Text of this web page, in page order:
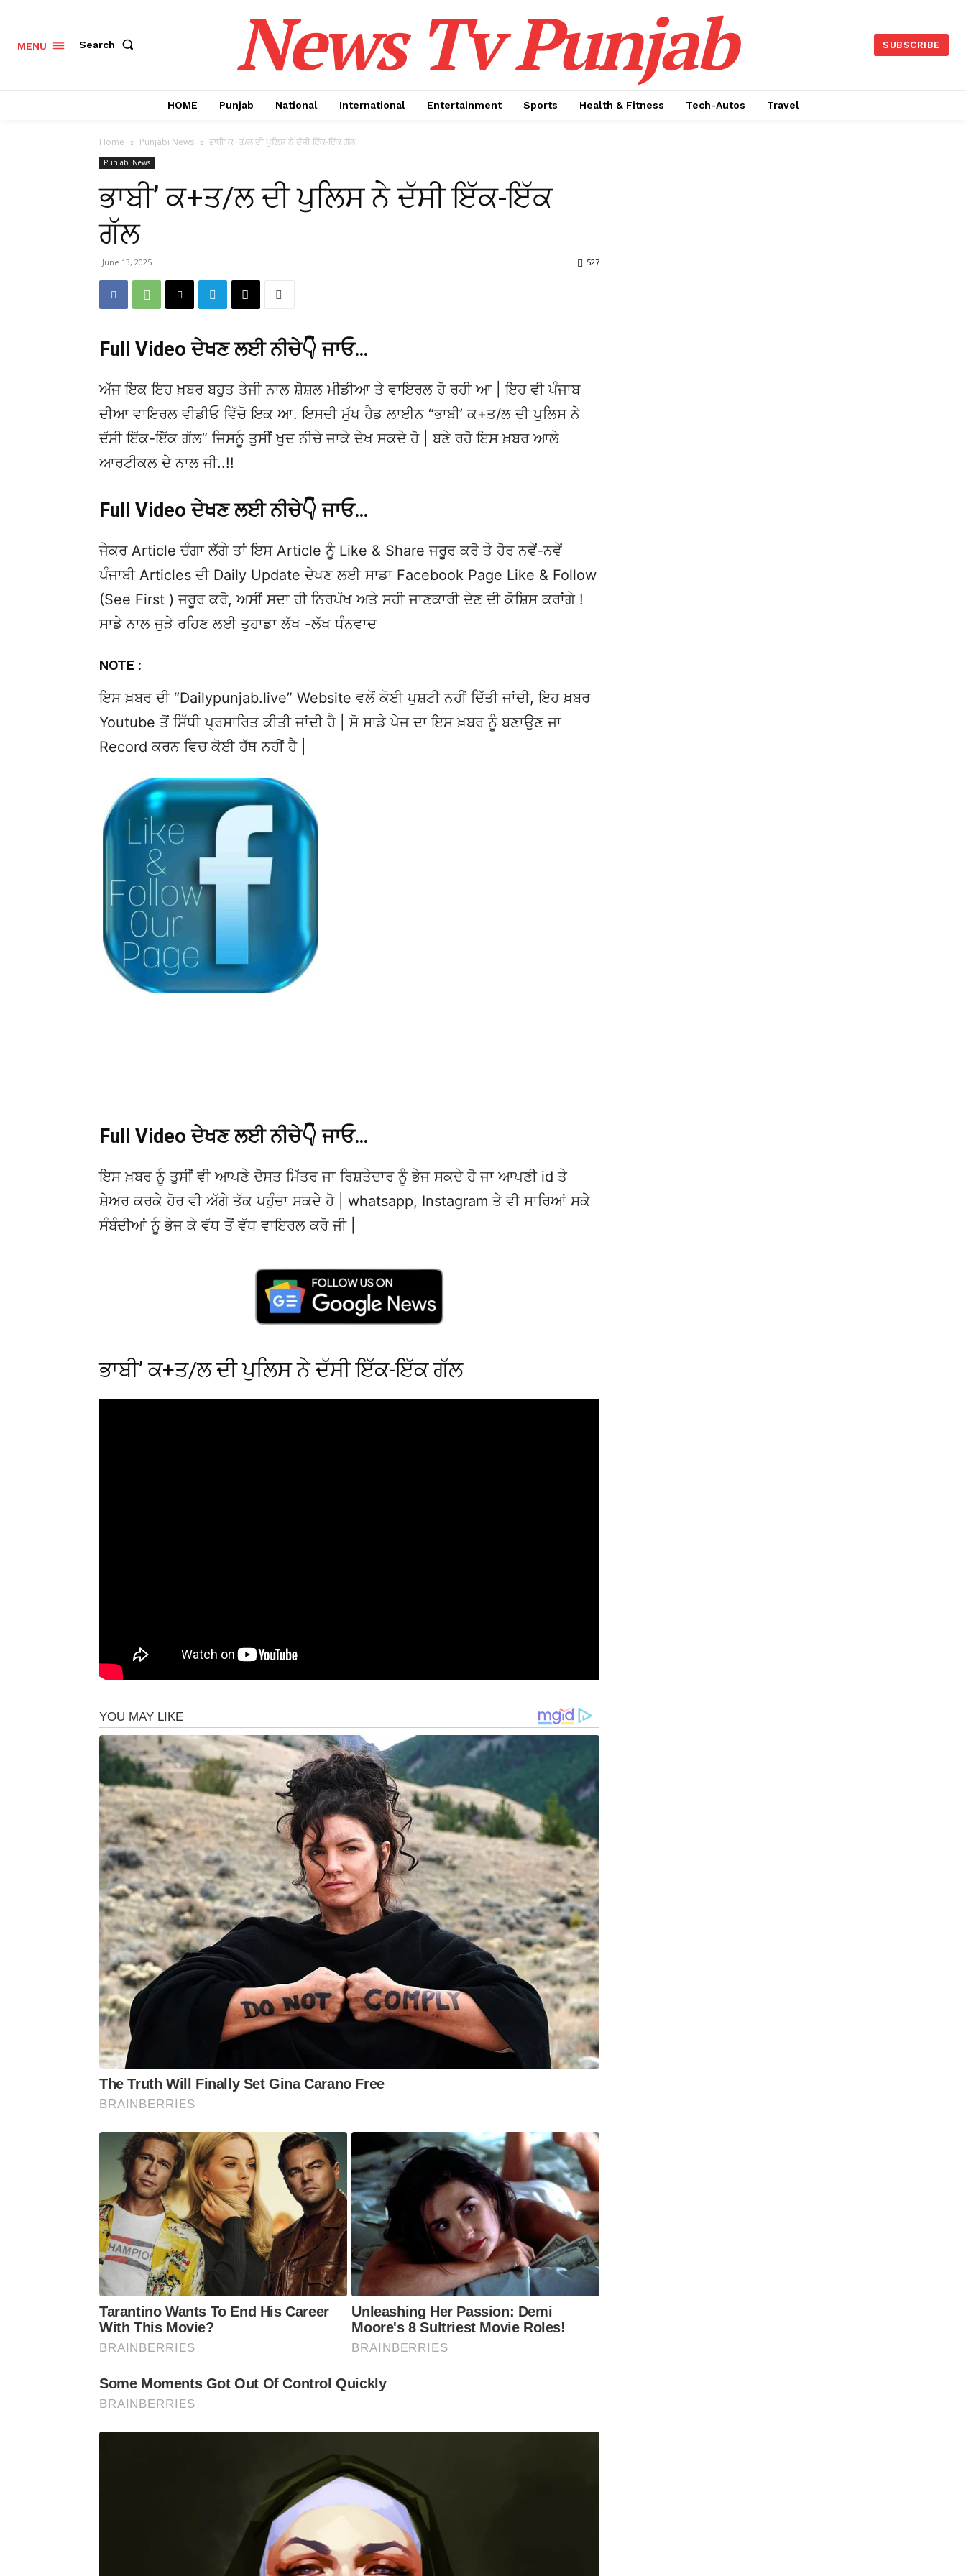
MENU Search News Tv Punjab SUBSCRIBE
HOME Punjab National International Entertainment Sports Health & Fitness Tech-Autos Travel
Home Punjabi News ਭਾਬੀ’ ਕ+ਤ/ਲ ਦੀ ਪੁਲਿਸ ਨੇ ਦੱਸੀ ਇੱਕ-ਇੱਕ ਗੱਲ
Punjabi News
ਭਾਬੀ’ ਕ+ਤ/ਲ ਦੀ ਪੁਲਿਸ ਨੇ ਦੱਸੀ ਇੱਕ-ਇੱਕ
ਗੱਲ
June 13, 2025 527
Full Video ਦੇਖਣ ਲਈ ਨੀਚੇ👇 ਜਾਓ…
ਅੱਜ ਇਕ ਇਹ ਖ਼ਬਰ ਬਹੁਤ ਤੇਜੀ ਨਾਲ ਸ਼ੋਸ਼ਲ ਮੀਡੀਆ ਤੇ ਵਾਇਰਲ ਹੋ ਰਹੀ ਆ | ਇਹ ਵੀ ਪੰਜਾਬ
ਦੀਆ ਵਾਇਰਲ ਵੀਡੀਓ ਵਿੱਚੋ ਇਕ ਆ. ਇਸਦੀ ਮੁੱਖ ਹੈਡ ਲਾਈਨ “ਭਾਬੀ’ ਕ+ਤ/ਲ ਦੀ ਪੁਲਿਸ ਨੇ
ਦੱਸੀ ਇੱਕ-ਇੱਕ ਗੱਲ” ਜਿਸਨੂੰ ਤੁਸੀਂ ਖੁਦ ਨੀਚੇ ਜਾਕੇ ਦੇਖ ਸਕਦੇ ਹੋ | ਬਣੇ ਰਹੋ ਇਸ ਖ਼ਬਰ ਆਲੇ
ਆਰਟੀਕਲ ਦੇ ਨਾਲ ਜੀ..!!
Full Video ਦੇਖਣ ਲਈ ਨੀਚੇ👇 ਜਾਓ…
ਜੇਕਰ Article ਚੰਗਾ ਲੱਗੇ ਤਾਂ ਇਸ Article ਨੂੰ Like & Share ਜਰੂਰ ਕਰੋ ਤੇ ਹੋਰ ਨਵੇਂ-ਨਵੇਂ
ਪੰਜਾਬੀ Articles ਦੀ Daily Update ਦੇਖਣ ਲਈ ਸਾਡਾ Facebook Page Like & Follow
(See First ) ਜਰੂਰ ਕਰੋ, ਅਸੀਂ ਸਦਾ ਹੀ ਨਿਰਪੱਖ ਅਤੇ ਸਹੀ ਜਾਣਕਾਰੀ ਦੇਣ ਦੀ ਕੋਸ਼ਿਸ ਕਰਾਂਗੇ !
ਸਾਡੇ ਨਾਲ ਜੁੜੇ ਰਹਿਣ ਲਈ ਤੁਹਾਡਾ ਲੱਖ -ਲੱਖ ਧੰਨਵਾਦ
NOTE :
ਇਸ ਖ਼ਬਰ ਦੀ “Dailypunjab.live” Website ਵਲੋਂ ਕੋਈ ਪੁਸ਼ਟੀ ਨਹੀਂ ਦਿੱਤੀ ਜਾਂਦੀ, ਇਹ ਖ਼ਬਰ
Youtube ਤੋਂ ਸਿੱਧੀ ਪ੍ਰਸਾਰਿਤ ਕੀਤੀ ਜਾਂਦੀ ਹੈ | ਸੋ ਸਾਡੇ ਪੇਜ ਦਾ ਇਸ ਖ਼ਬਰ ਨੂੰ ਬਣਾਉਣ ਜਾ
Record ਕਰਨ ਵਿਚ ਕੋਈ ਹੱਥ ਨਹੀਂ ਹੈ |
Full Video ਦੇਖਣ ਲਈ ਨੀਚੇ👇 ਜਾਓ…
ਇਸ ਖ਼ਬਰ ਨੂੰ ਤੁਸੀਂ ਵੀ ਆਪਣੇ ਦੋਸਤ ਮਿੱਤਰ ਜਾ ਰਿਸ਼ਤੇਦਾਰ ਨੂੰ ਭੇਜ ਸਕਦੇ ਹੋ ਜਾ ਆਪਣੀ id ਤੇ
ਸ਼ੇਅਰ ਕਰਕੇ ਹੋਰ ਵੀ ਅੱਗੇ ਤੱਕ ਪਹੁੰਚਾ ਸਕਦੇ ਹੋ | whatsapp, Instagram ਤੇ ਵੀ ਸਾਰਿਆਂ ਸਕੇ
ਸੰਬੰਦੀਆਂ ਨੂੰ ਭੇਜ ਕੇ ਵੱਧ ਤੋਂ ਵੱਧ ਵਾਇਰਲ ਕਰੋ ਜੀ |
ਭਾਬੀ’ ਕ+ਤ/ਲ ਦੀ ਪੁਲਿਸ ਨੇ ਦੱਸੀ ਇੱਕ-ਇੱਕ ਗੱਲ